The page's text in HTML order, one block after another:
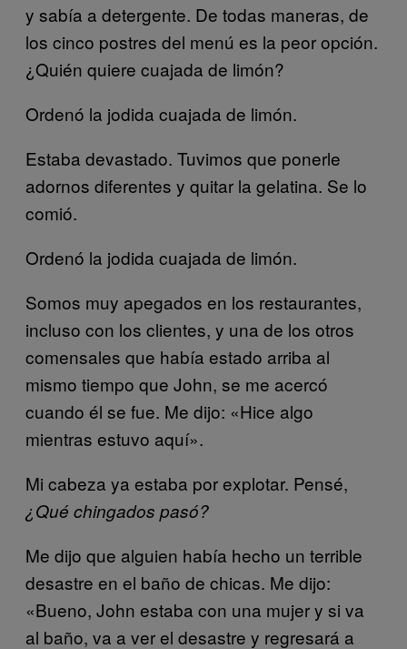
y sabía a detergente. De todas maneras, de
los cinco postres del menú es la peor opción.
¿Quién quiere cuajada de limón?
Ordenó la jodida cuajada de limón.
Estaba devastado. Tuvimos que ponerle
adornos diferentes y quitar la gelatina. Se lo
comió.
Ordenó la jodida cuajada de limón.
Somos muy apegados en los restaurantes,
incluso con los clientes, y una de los otros
comensales que había estado arriba al
mismo tiempo que John, se me acercó
cuando él se fue. Me dijo: «Hice algo
mientras estuvo aquí».
Mi cabeza ya estaba por explotar. Pensé,
¿Qué chingados pasó?
Me dijo que alguien había hecho un terrible
desastre en el baño de chicas. Me dijo:
«Bueno, John estaba con una mujer y si va
al baño, va a ver el desastre y regresará a